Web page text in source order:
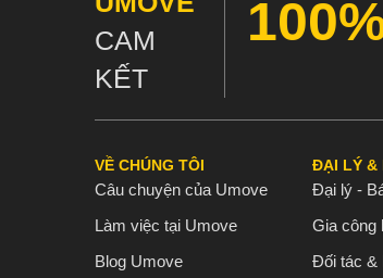
CAM
KẾT
VỀ CHÚNG TÔI
Câu chuyện của Umove
Làm việc tại Umove
Blog Umove
ĐẠI LÝ &
Đại lý -
Gia công
Đối tác &